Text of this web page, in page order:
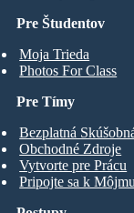
Pre Študentov
Moja Trieda
Photos For Class
Pre Tímy
Bezplatná
Obchodné Zdroje
Vytvorte pre Prácu
Pripojte sa k